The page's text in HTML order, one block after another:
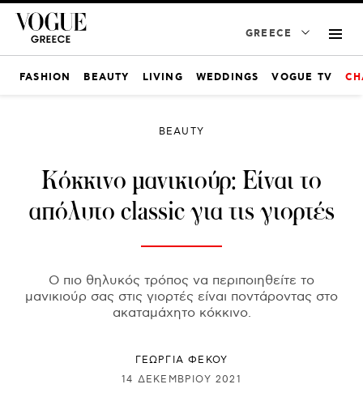
GREECE
FASHION BEAUTY LIVING WEDDINGS VOGUE TV
BEAUTY
Κόκκινο μανικιούρ: Είναι το
απόλυτο classic για τις γιορτές
Ο πιο θηλυκός τρόπος να περιποιηθείτε το
μανικιούρ σας στις γιορτές είναι ποντάροντας στο
ακαταμάχητο κόκκινο.
ΓΕΩΡΓΙΑ ΦΕΚΟΥ
14 ΔΕΚΕΜΒΡΊΟΥ 2021